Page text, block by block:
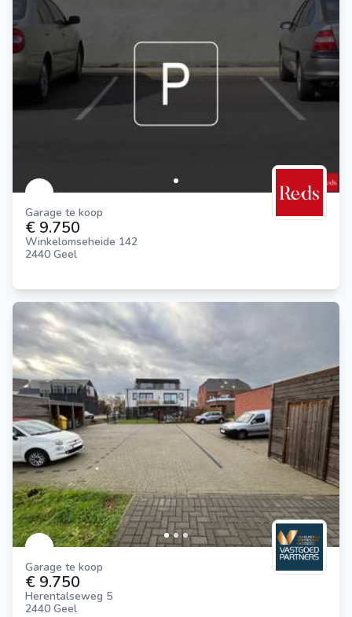
Garage te koop
€ 9.750
Winkelomseheide 142
2440 Geel
Garage te koop
€ 9.750
Herentalseweg 5
2440 Geel